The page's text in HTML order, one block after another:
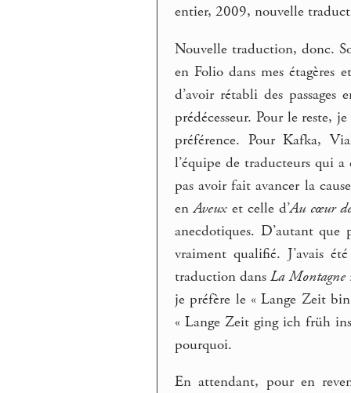
entier, 2009, nouvelle
Nouvelle traduction, donc.
en Folio dans mes étagères
d’avoir rétabli des
prédécesseur. Pour le reste,
préférence. Pour Kafka,
l’équipe de traducteurs qui
pas avoir fait avancer la
enAveuxet celle d’Au cœur
anecdotiques. D’autant
vraiment qualifié. J’avais
traduction dansLa Montagne
je préfère le « Lange Zeit
« Lange Zeit ging ich früh
pourquoi.
En attendant, pour en